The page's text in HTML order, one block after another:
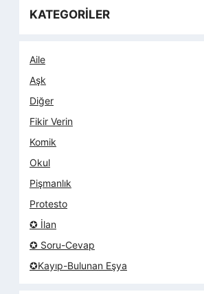
KATEGORİLER
Aile
Aşk
Diğer
Fikir Verin
Komik
Okul
Pişmanlık
Protesto
✪ İlan
✪ Soru-Cevap
✪Kayıp-Bulunan Eşya